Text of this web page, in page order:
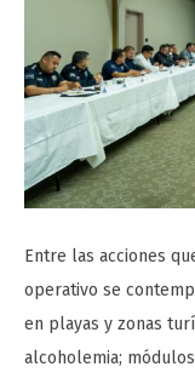
Entre las acciones
operativo se
en playas y zonas
alcoholemia;